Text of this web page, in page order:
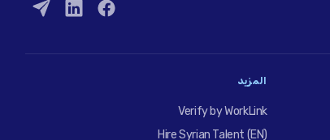
المزيد
Verify by WorkLink
Hire Syrian Talent (EN)